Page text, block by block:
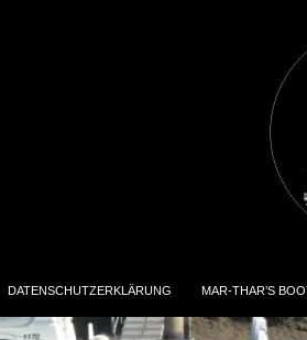
DATENSCHUTZERKLÄRUNG MAR-THAR’S